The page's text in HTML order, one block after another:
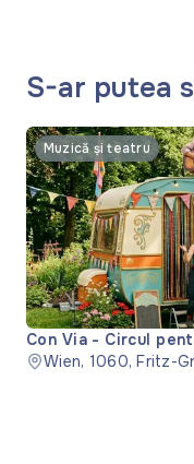
S-ar putea
Muzică și teatru
Con Via - Circul
pentru cuplare)
Wien, 1060, Fritz-